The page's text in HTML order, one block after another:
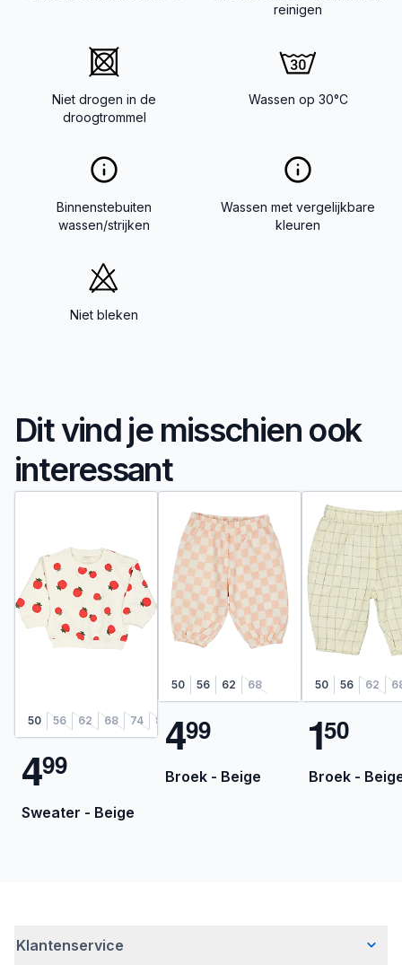
reinigen
Niet drogen in de
droogtrommel
Wassen op 30°C
Binnenstebuiten
wassen/strijken
Wassen met vergelijkbare
kleuren
Niet bleken
Dit vind je misschien ook
interessant
50 56 62 68 74 80 86
499
Sweater - Beige
50 56 62 68
499
Broek - Beige
50 56 62
150
Broek -
Klantenservice